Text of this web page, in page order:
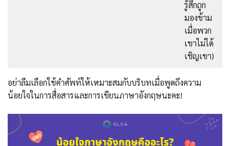
รู้สึกถูก
มองข้าม
เมื่อพวก
เขาไม่ได้
เชิญเขา)
อย่าลืมเลือกใช้คำศัพท์ให้เหมาะสมกับบริบทเมื่อพูดถึงความ
น้อยใจในการสื่อสารและการเขียนภาษาอังกฤษนะคะ!